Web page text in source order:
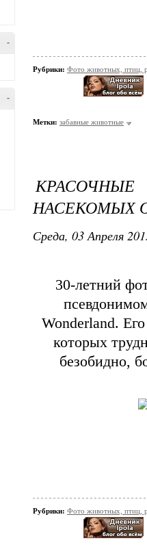
-
-
Рубрики: Фото животных, птиц,
Метки: забавные животные
НАСЕКОМЫХ
Среда, 03 Апреля
30-летний
Wonderland.
которых
безобидно,
Рубрики: Фото животных, птиц,